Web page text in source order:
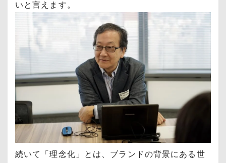
いと言えます。
続いて
「理念化」とは、ブランドの背景にある世